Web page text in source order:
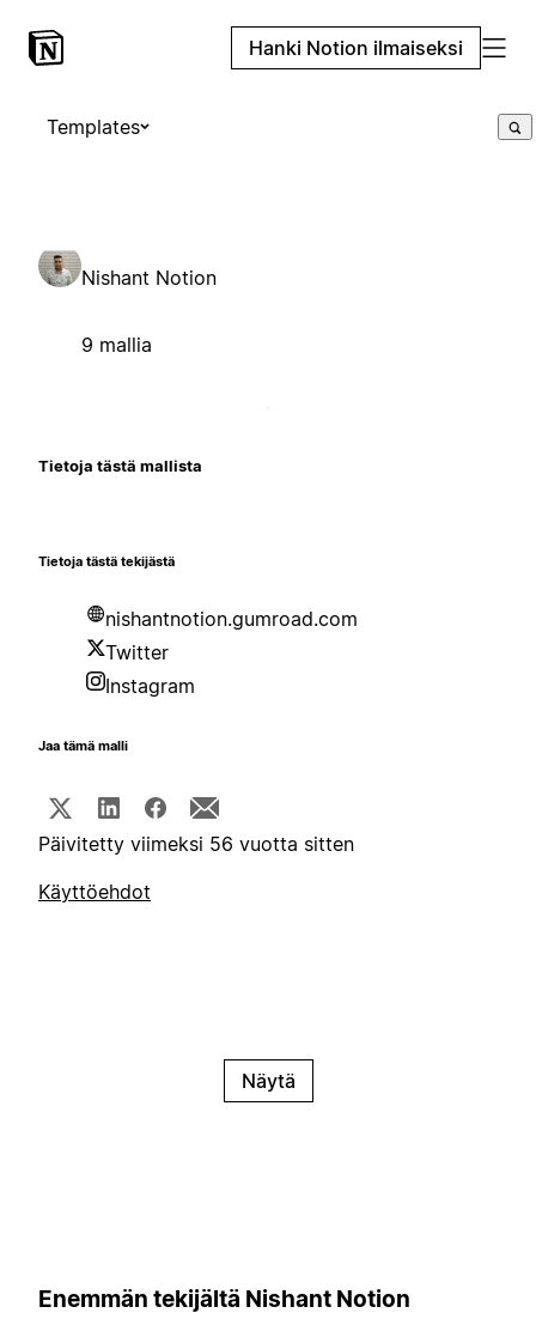
Hanki Notion ilmaiseksi
Templates
Nishant Notion
9 mallia
Tietoja tästä mallista
Tietoja tästä tekijästä
nishantnotion.gumroad.com
Twitter
Instagram
Jaa tämä malli
Päivitetty viimeksi 56 vuotta sitten
Käyttöehdot
Näytä
Enemmän tekijältä Nishant Notion